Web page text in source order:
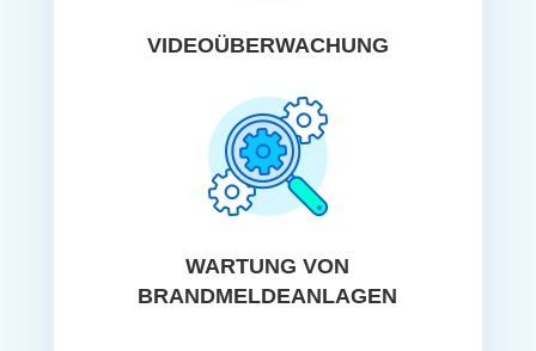
VIDEOÜBERWACHUNG
WARTUNG VON
BRANDMELDEANLAGEN